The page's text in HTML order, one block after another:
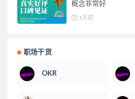
概念非常好
1天前
职场干货
OKR